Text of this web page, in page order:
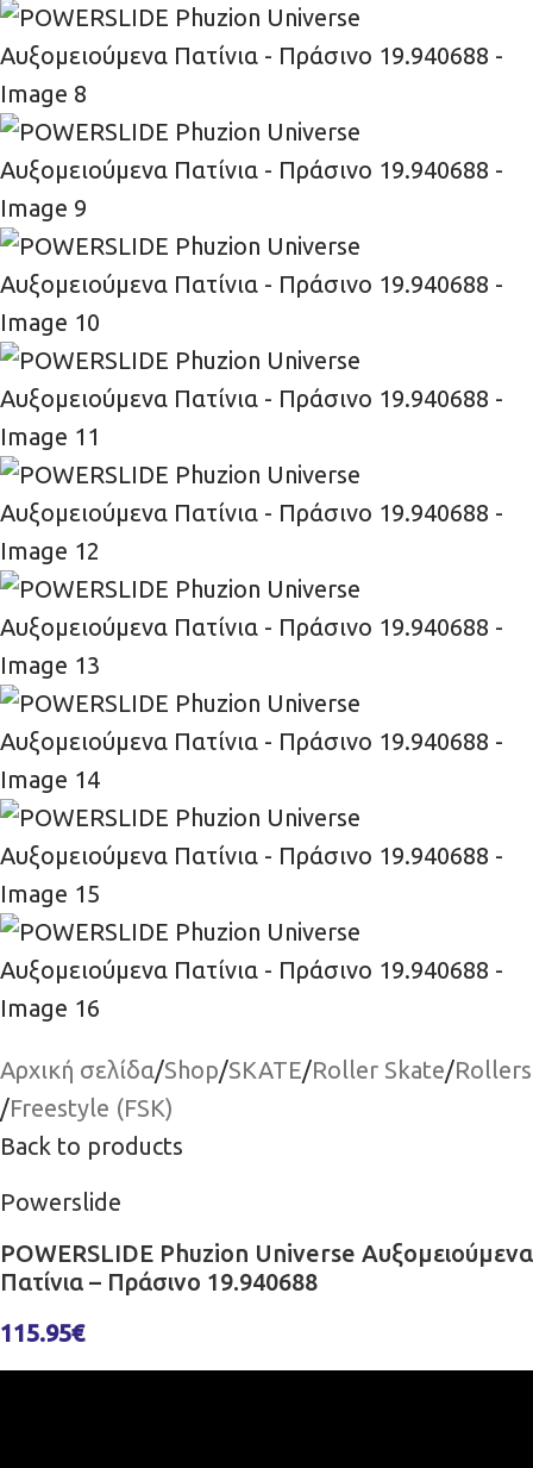
Αρχική σελίδα/Shop/SKATE/Roller Skate/Rollers
/Freestyle (FSK)
Back to products
Powerslide
POWERSLIDE Phuzion Universe Αυξομειούμενα
Πατίνια – Πράσινο 19.940688
115.95€